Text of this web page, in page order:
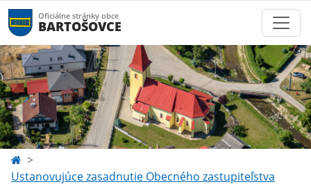
Oficiálne stránky obce
BARTOŠOVCE
Ustanovujúce zasadnutie Obecného zastupiteľstva